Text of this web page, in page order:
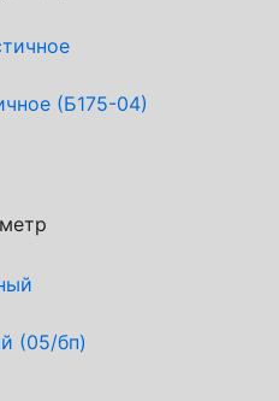
(Б175-04)
метр
(05/бп)